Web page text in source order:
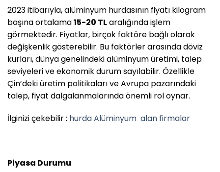
2023 itibarıyla, alüminyum hurdasının fiyatı kilogram
başına ortalama15-20 TLaralığında işlem
görmektedir. Fiyatlar, birçok faktöre bağlı olarak
değişkenlik gösterebilir. Bu faktörler arasında döviz
kurları, dünya genelindeki alüminyum üretimi, talep
seviyeleri ve ekonomik durum sayılabilir. Özellikle
Çin’deki üretim politikaları ve Avrupa pazarındaki
talep, fiyat dalgalanmalarında önemli rol oynar.
İlginizi çekebilir : hurda Alüminyum alan firmalar
Piyasa Durumu